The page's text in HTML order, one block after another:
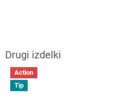
Action
Tip